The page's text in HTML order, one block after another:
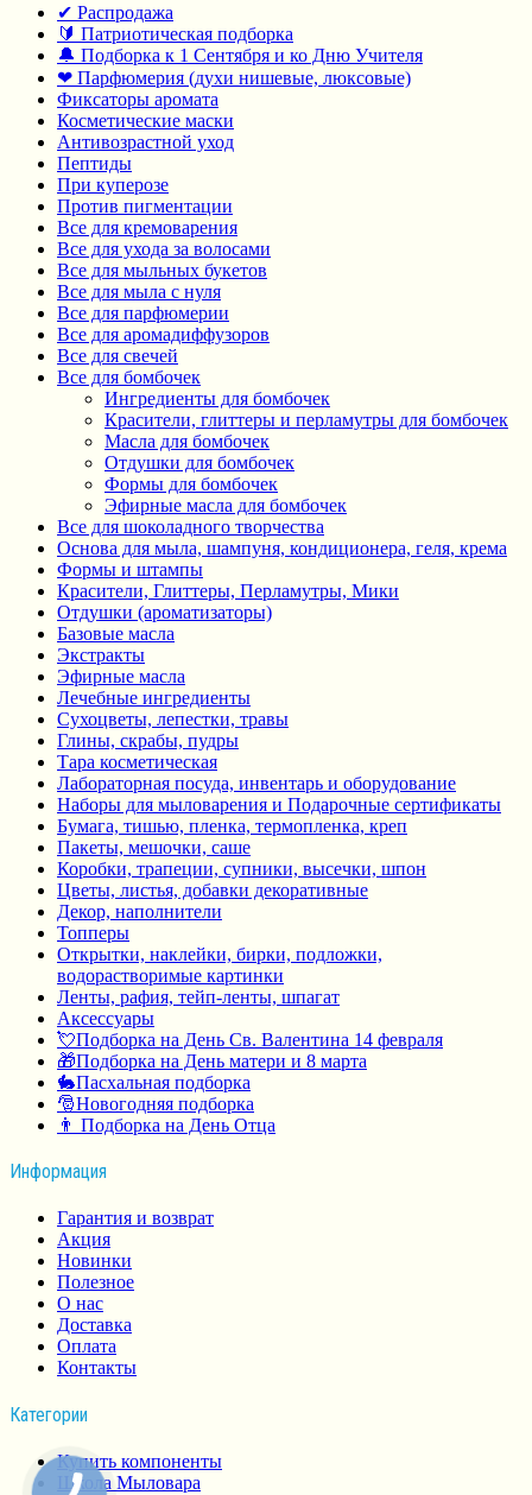
✔ Распродажа
🔰 Патриотическая подборка
🔔 Подборка к 1 Сентября и ко Дню Учителя
❤ Парфюмерия (духи нишевые, люксовые)
Фиксаторы аромата
Косметические маски
Антивозрастной уход
Пептиды
При куперозе
Против пигментации
Все для кремоварения
Все для ухода за волосами
Все для мыльных букетов
Все для мыла с нуля
Все для парфюмерии
Все для аромадиффузоров
Все для свечей
Все для бомбочек
Ингредиенты для бомбочек
Красители, глиттеры и перламутры для бомбочек
Масла для бомбочек
Отдушки для бомбочек
Формы для бомбочек
Эфирные масла для бомбочек
Все для шоколадного творчества
Основа для мыла, шампуня, кондиционера, геля, крема
Формы и штампы
Красители, Глиттеры, Перламутры, Мики
Отдушки (ароматизаторы)
Базовые масла
Экстракты
Эфирные масла
Лечебные ингредиенты
Сухоцветы, лепестки, травы
Глины, скрабы, пудры
Тара косметическая
Лабораторная посуда, инвентарь и оборудование
Наборы для мыловарения и Подарочные сертификаты
Бумага, тишью, пленка, термопленка, креп
Пакеты, мешочки, саше
Коробки, трапеции, супники, высечки, шпон
Цветы, листья, добавки декоративные
Декор, наполнители
Топперы
Открытки, наклейки, бирки, подложки,
водорастворимые картинки
Ленты, рафия, тейп-ленты, шпагат
Аксессуары
💘Подборка на День Св. Валентина 14 февраля
🎁Подборка на День матери и 8 марта
🐇Пасхальная подборка
🎅Новогодняя подборка
👨 Подборка на День Отца
Информация
Гарантия и возврат
Акция
Новинки
Полезное
О нас
Доставка
Оплата
Контакты
Категории
Купить компоненты
Школа Мыловара